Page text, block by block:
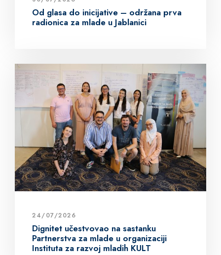
Od glasa do inicijative – održana prva
radionica za mlade u Jablanici
24/07/2026
Dignitet učestvovao na sastanku
Partnerstva za mlade u organizaciji
Instituta za razvoj mladih KULT